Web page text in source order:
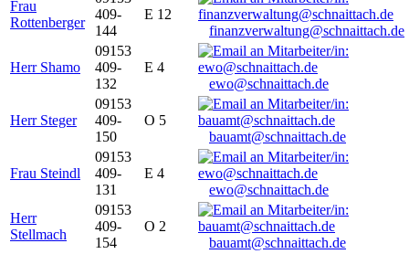
Frau
Rottenberger
409-
144
E 12
finanzverwaltung@schnaittach.de
Herr Shamo
09153
409-
132
E 4
ewo@schnaittach.de
Herr Steger
09153
409-
150
O 5
bauamt@schnaittach.de
Frau Steindl
09153
409-
131
E 4
ewo@schnaittach.de
Herr
Stellmach
09153
409-
154
O 2
bauamt@schnaittach.de